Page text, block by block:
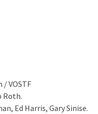
VOSTF
Roth.
Ed Harris, Gary Sinise.